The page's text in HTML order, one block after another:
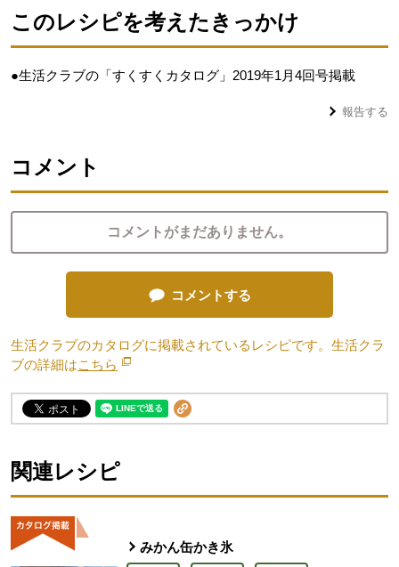
このレシピを考えたきっかけ
●生活クラブの「すくすくカタログ」2019年1月4回号掲載
報告する
コメント
コメントがまだありません。
コメントする
生活クラブのカタログに掲載されているレシピです。生活クラ
ブの詳細はこちら 別のウィンドウで開きます。
関連レシピ
みかん缶かき氷